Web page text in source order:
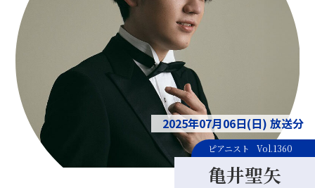
2025年07月06日(日) 放送分
亀井聖矢
ピアニスト Vol.1360